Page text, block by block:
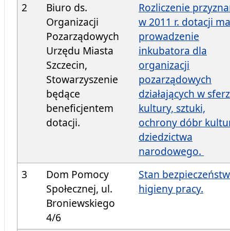
2
Biuro ds.
Organizacji
Pozarządowych
Urzędu Miasta
Szczecin,
Stowarzyszenie
będące
beneficjentem
dotacji.
Rozliczenie
w 2011 r. dotacji ma
prowadzenie
inkubatora dla
organizacji
pozarządowych
działających w
kultury, sztuki,
ochrony dóbr
dziedzictwa
narodowego.
3
Dom Pomocy
Społecznej, ul.
Broniewskiego
4/6
Stan
higieny pracy.